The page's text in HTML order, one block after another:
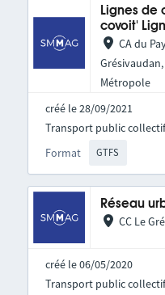
Lignes de
covoit'
CA du
Métropole
créé le 28/09/2021
Format GTFS
Transport public collectif
Réseau
CC Le
créé le 06/05/2020
Transport public collectif